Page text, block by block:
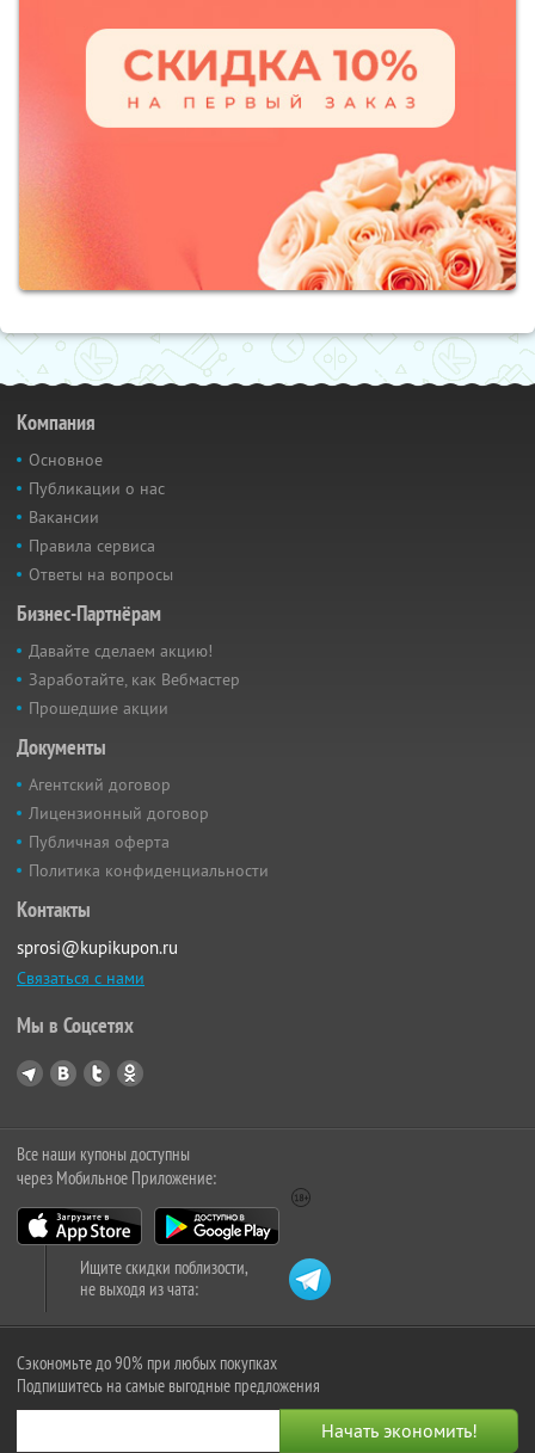
Компания
Основное
Публикации о нас
Вакансии
Правила сервиса
Ответы на вопросы
Бизнес-Партнёрам
Давайте сделаем акцию!
Заработайте, как Вебмастер
Прошедшие акции
Документы
Агентский договор
Лицензионный договор
Публичная оферта
Политика конфиденциальности
Контакты
sprosi@kupikupon.ru
Связаться с нами
Мы в Соцсетях
Все наши купоны доступны
через Мобильное Приложение:
Ищите скидки поблизости,
не выходя из чата:
Сэкономьте до 90% при любых покупках
Подпишитесь на самые выгодные предложения